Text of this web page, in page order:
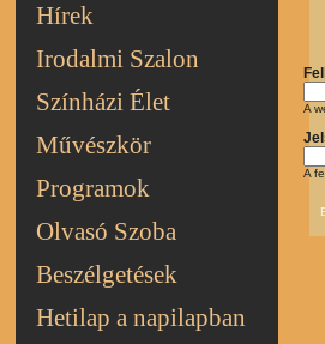
Hírek
Irodalmi Szalon
Színházi Élet
Művészkör
Programok
Olvasó Szoba
Beszélgetések
Hetilap a napilapban
A
A